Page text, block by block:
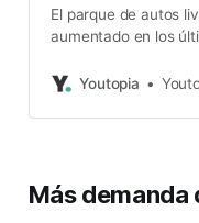
El parque de autos
aumentado en los
Youtopia
Más demanda